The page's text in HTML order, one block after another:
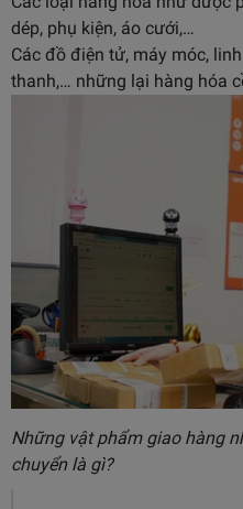
dép, phụ kiện, áo cưới,…
Các đồ điện tử, máy móc,
thanh,… những lại hàng hóa
Những vật phẩm giao hàng
chuyển là gì?